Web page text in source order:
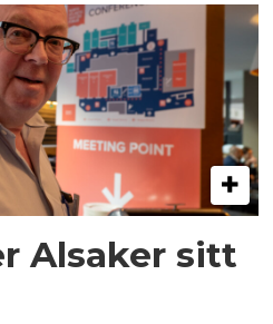
Alsaker sitt